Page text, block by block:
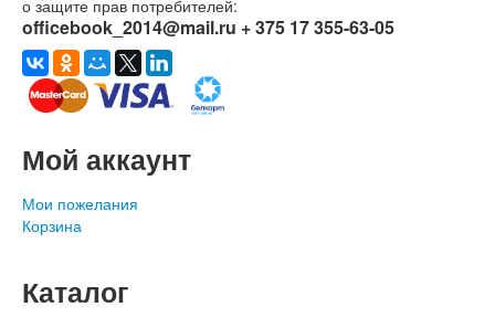
о защите прав потребителей:
officebook_2014@mail.ru + 375 17 355-63-05
Мой аккаунт
Мои пожелания
Корзина
Каталог